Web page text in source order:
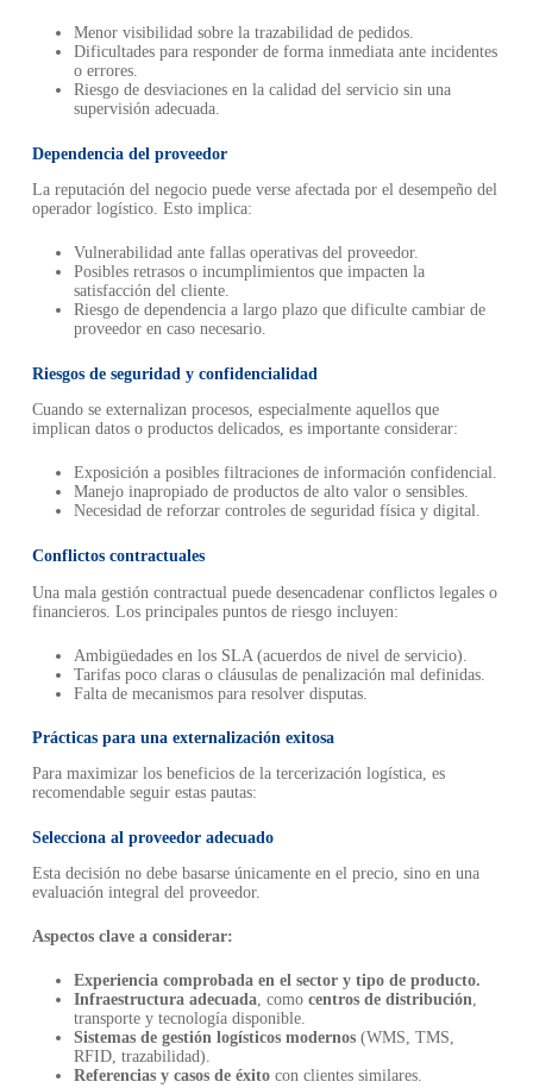
Menor visibilidad sobre la trazabilidad de pedidos.
Dificultades para responder de forma inmediata ante incidentes
o errores.
Riesgo de desviaciones en la calidad del servicio sin una
supervisión adecuada.
Dependencia del proveedor
La reputación del negocio puede verse afectada por el desempeño del
operador logístico. Esto implica:
Vulnerabilidad ante fallas operativas del proveedor.
Posibles retrasos o incumplimientos que impacten la
satisfacción del cliente.
Riesgo de dependencia a largo plazo que dificulte cambiar de
proveedor en caso necesario.
Riesgos de seguridad y confidencialidad
Cuando se externalizan procesos, especialmente aquellos que
implican datos o productos delicados, es importante considerar:
Exposición a posibles filtraciones de información confidencial.
Manejo inapropiado de productos de alto valor o sensibles.
Necesidad de reforzar controles de seguridad física y digital.
Conflictos contractuales
Una mala gestión contractual puede desencadenar conflictos legales o
financieros. Los principales puntos de riesgo incluyen:
Ambigüedades en los SLA (acuerdos de nivel de servicio).
Tarifas poco claras o cláusulas de penalización mal definidas.
Falta de mecanismos para resolver disputas.
Prácticas para una externalización exitosa
Para maximizar los beneficios de la tercerización logística, es
recomendable seguir estas pautas:
Selecciona al proveedor adecuado
Esta decisión no debe basarse únicamente en el precio, sino en una
evaluación integral del proveedor.
Aspectos clave a considerar:
Experiencia comprobada en el sector y tipo de producto.
Infraestructura adecuada, como centros de distribución,
transporte y tecnología disponible.
Sistemas de gestión logísticos modernos(WMS, TMS,
RFID, trazabilidad).
Referencias y casos de éxitocon clientes similares.